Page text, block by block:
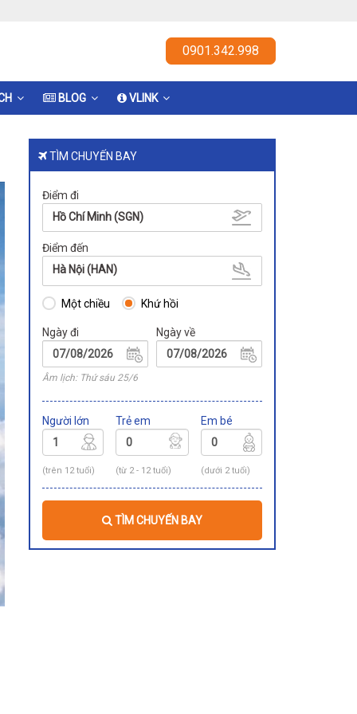
0901.342.998
BLOG VLINK
TÌM CHUYẾN BAY
Điểm đi
Hồ Chí Minh (SGN)
Điểm đến
Hà Nội (HAN)
Một chiều Khứ hồi
Ngày đi
Âm lịch: Thứ sáu 25/6
Ngày về
Người lớn
(trên 12 tuổi)
Trẻ em
(từ 2 - 12 tuổi)
Em bé
(dưới 2 tuổi)
TÌM CHUYẾN BAY